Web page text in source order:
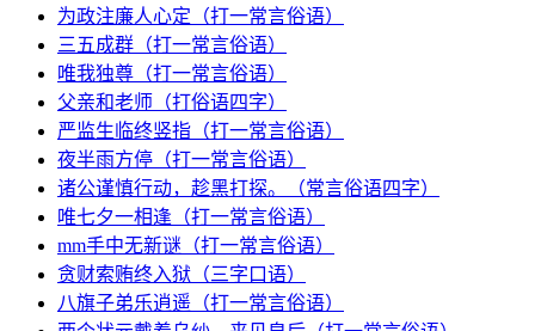
为政注廉人心定（打一常言俗语）
三五成群（打一常言俗语）
唯我独尊（打一常言俗语）
父亲和老师（打俗语四字）
严监生临终竖指（打一常言俗语）
夜半雨方停（打一常言俗语）
诸公谨慎行动，趁黑打探。（常言俗语四字）
唯七夕一相逢（打一常言俗语）
mm手中无新谜（打一常言俗语）
贪财索贿终入狱（三字口语）
八旗子弟乐逍遥（打一常言俗语）